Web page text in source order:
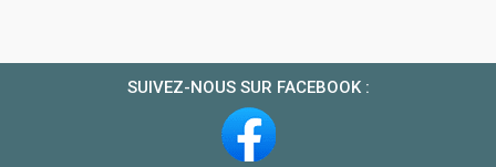
SUIVEZ-NOUS SUR FACEBOOK :